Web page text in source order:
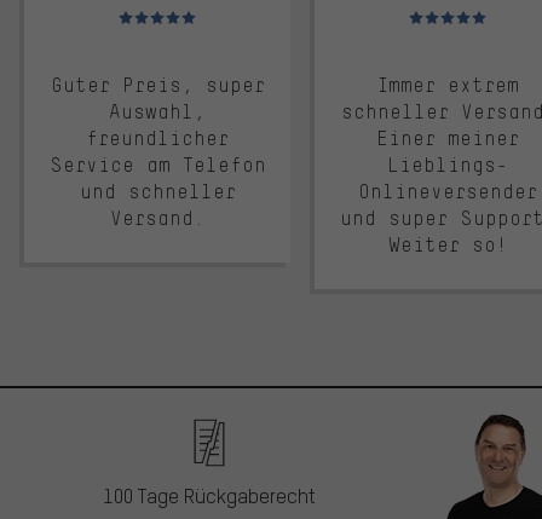
Bewertungen: 5 von 5
Guter Preis, super
Auswahl,
freundlicher
Service am Telefon
und schneller
Versand.
Bewertungen: 5 von 5
Immer extrem
schneller
Einer meiner
Lieblings-
Onlineversender
und super
Weiter so!
100 Tage Rückgaberecht